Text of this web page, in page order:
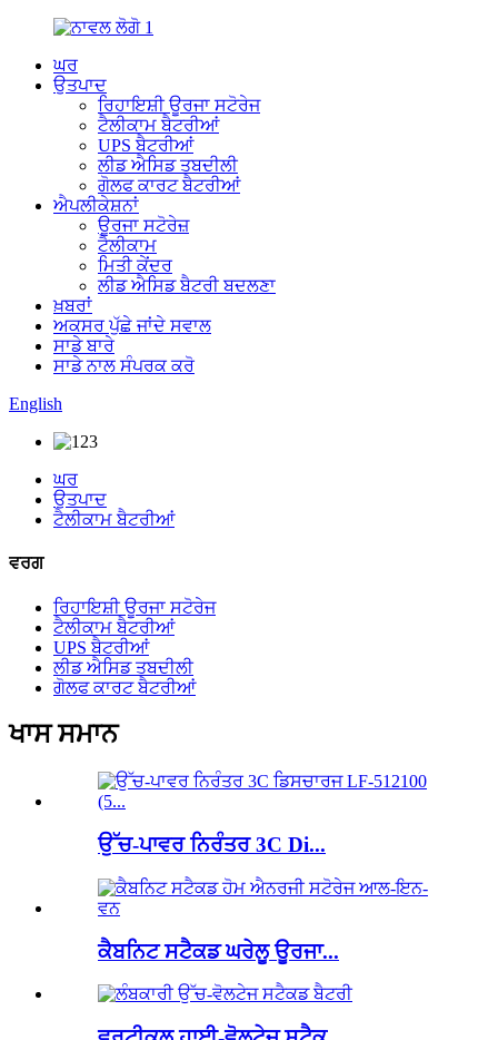
ਘਰ
ਉਤਪਾਦ
ਰਿਹਾਇਸ਼ੀ ਊਰਜਾ ਸਟੋਰੇਜ
ਟੈਲੀਕਾਮ ਬੈਟਰੀਆਂ
UPS ਬੈਟਰੀਆਂ
ਲੀਡ ਐਸਿਡ ਤਬਦੀਲੀ
ਗੋਲਫ ਕਾਰਟ ਬੈਟਰੀਆਂ
ਐਪਲੀਕੇਸ਼ਨਾਂ
ਊਰਜਾ ਸਟੋਰੇਜ਼
ਟੈਲੀਕਾਮ
ਮਿਤੀ ਕੇਂਦਰ
ਲੀਡ ਐਸਿਡ ਬੈਟਰੀ ਬਦਲਣਾ
ਖ਼ਬਰਾਂ
ਅਕਸਰ ਪੁੱਛੇ ਜਾਂਦੇ ਸਵਾਲ
ਸਾਡੇ ਬਾਰੇ
ਸਾਡੇ ਨਾਲ ਸੰਪਰਕ ਕਰੋ
English
ਘਰ
ਉਤਪਾਦ
ਟੈਲੀਕਾਮ ਬੈਟਰੀਆਂ
ਵਰਗ
ਰਿਹਾਇਸ਼ੀ ਊਰਜਾ ਸਟੋਰੇਜ
ਟੈਲੀਕਾਮ ਬੈਟਰੀਆਂ
UPS ਬੈਟਰੀਆਂ
ਲੀਡ ਐਸਿਡ ਤਬਦੀਲੀ
ਗੋਲਫ ਕਾਰਟ ਬੈਟਰੀਆਂ
ਖਾਸ ਸਮਾਨ
ਉੱਚ-ਪਾਵਰ ਨਿਰੰਤਰ 3C Di...
ਕੈਬਨਿਟ ਸਟੈਕਡ ਘਰੇਲੂ ਊਰਜਾ...